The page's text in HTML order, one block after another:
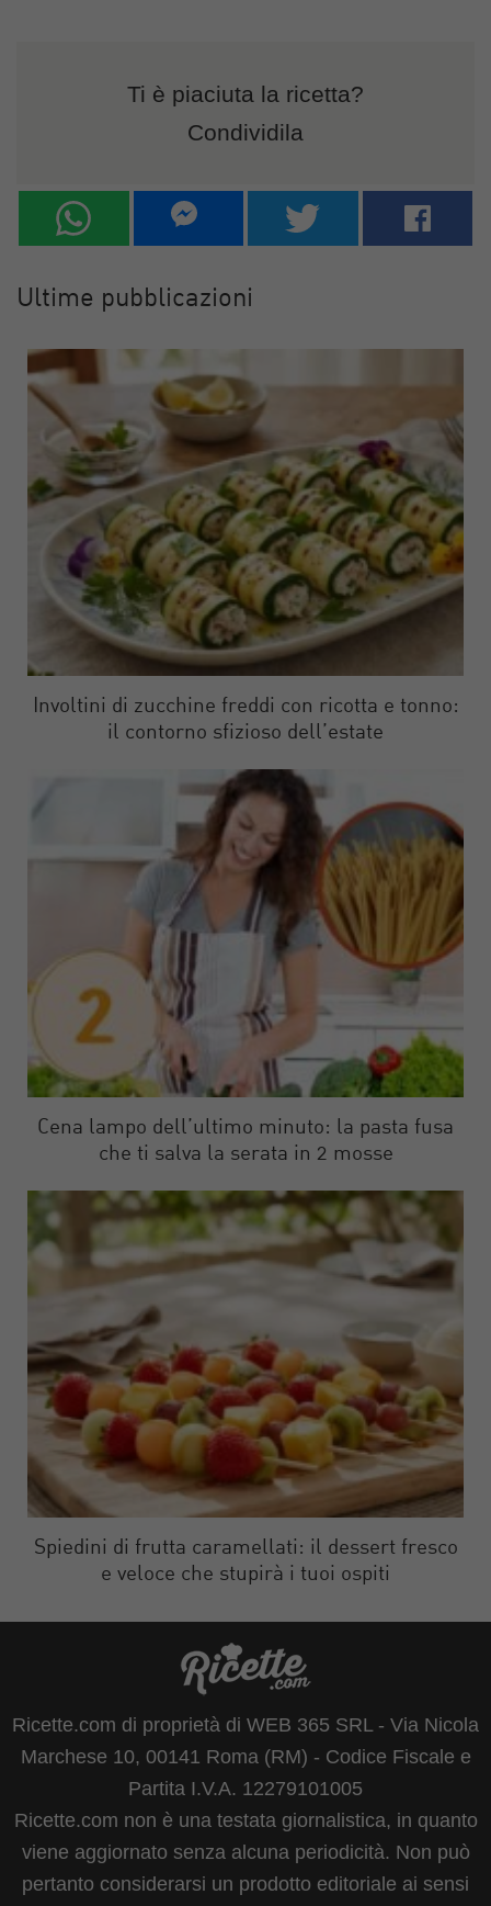
Ti è piaciuta la ricetta?
Condividila
Ultime pubblicazioni
Involtini di zucchine freddi con ricotta e tonno:
il contorno sfizioso dell’estate
Cena lampo dell’ultimo minuto: la pasta fusa
che ti salva la serata in 2 mosse
Spiedini di frutta caramellati: il dessert fresco
e veloce che stupirà i tuoi ospiti
Ricette.com di proprietà di WEB 365 SRL - Via Nicola
Marchese 10, 00141 Roma (RM) - Codice Fiscale e
Partita I.V.A. 12279101005
Ricette.com non è una testata giornalistica, in quanto
viene aggiornato senza alcuna periodicità. Non può
pertanto considerarsi un prodotto editoriale ai sensi